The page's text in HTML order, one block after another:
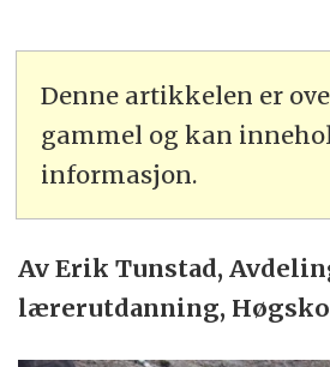
Denne artikkelen er
gammel og kan
informasjon.
Av Erik Tunstad,
lærerutdanning,